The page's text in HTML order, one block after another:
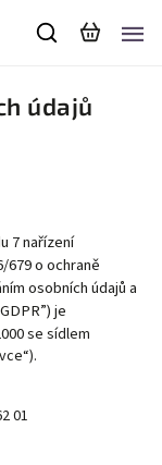
údajů
7 nařízení
679 o ochraně
osobních údajů a
je
se sídlem
01